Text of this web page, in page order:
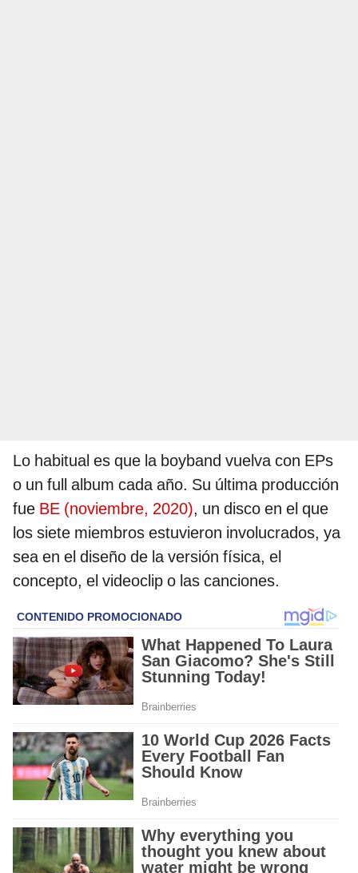
Lo habitual es que la boyband vuelva con EPs
o un full album cada año. Su última producción
fue BE (noviembre, 2020), un disco en el que
los siete miembros estuvieron involucrados, ya
sea en el diseño de la versión física, el
concepto, el videoclip o las canciones.